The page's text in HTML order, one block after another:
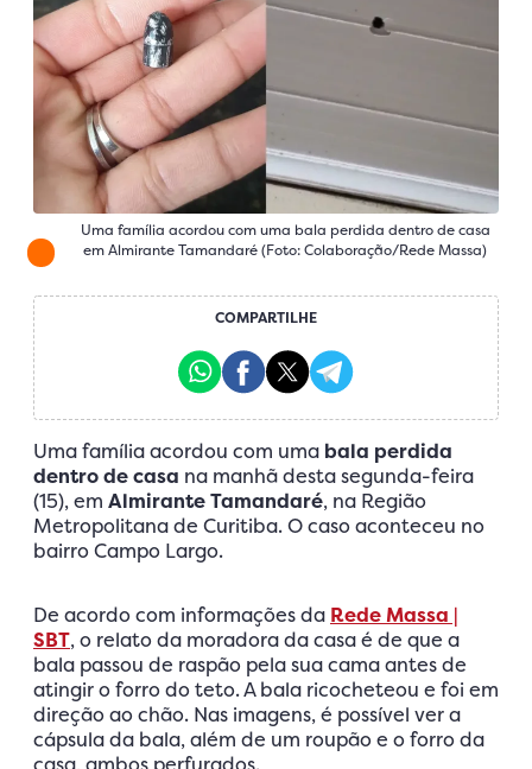
Uma família acordou com uma bala perdida dentro de casa
em Almirante Tamandaré (Foto: Colaboração/Rede Massa)
COMPARTILHE
Uma família acordou com uma bala perdida
dentro de casa na manhã desta segunda-feira
(15), em Almirante Tamandaré, na Região
Metropolitana de Curitiba. O caso aconteceu no
bairro Campo Largo.
De acordo com informações da Rede Massa |
SBT, o relato da moradora da casa é de que a
bala passou de raspão pela sua cama antes de
atingir o forro do teto. A bala ricocheteou e foi em
direção ao chão. Nas imagens, é possível ver a
cápsula da bala, além de um roupão e o forro da